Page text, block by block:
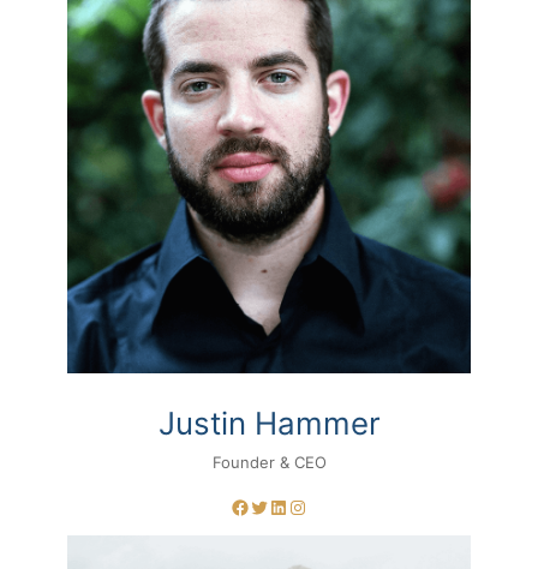
Justin Hammer
Founder & CEO
Facebook Twitter LinkedIn Instagram